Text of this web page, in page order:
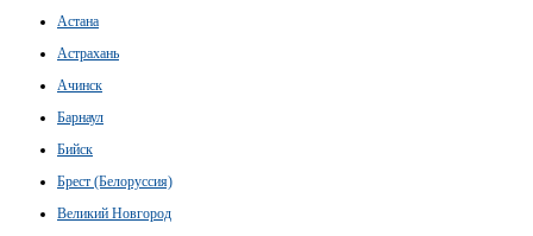
Астана
Астрахань
Ачинск
Барнаул
Бийск
Брест (Белоруссия)
Великий Новгород